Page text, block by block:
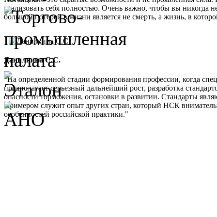
реализовать себя полностью. Очень важно, чтобы вы никогда
большой потерей в жизни является не смерть, а жизнь, в
Данилкина С.С.
"На определенной стадии формирования профессии, когда
предполагает серьезный дальнейший рост, разработка
опасности торможения, остановки в развитии. Стандарты
Примером служит опыт других стран, который НСК
особенностей российской практики."